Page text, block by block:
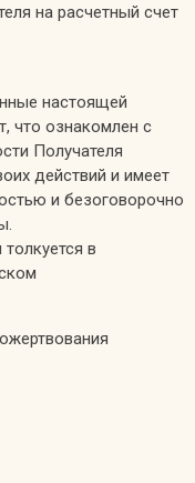
на расчетный счет
настоящей
что ознакомлен с
Получателя
действий и имеет
и безоговорочно
в